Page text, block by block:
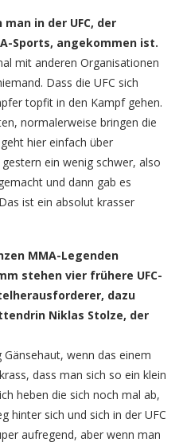
in der UFC, der
Sports, angekommen ist.
mit anderen Organisationen
Dass die UFC sich
topfit in den Kampf gehen.
normalerweise bringen die
hier einfach über
ein wenig schwer, also
und dann gab es
ist ein absolut krasser
MMA-Legenden
stehen vier frühere UFC-
dazu
Niklas Stolze, der
wenn das einem
dass man sich so ein klein
heben die sich noch mal ab,
hinter sich und sich in der UFC
aufregend, aber wenn man